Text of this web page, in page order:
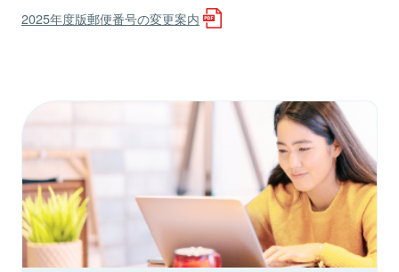
2025年度版郵便番号の変更案内